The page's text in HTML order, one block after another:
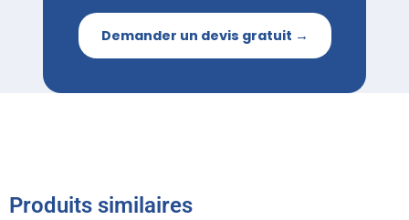
Demander un devis gratuit →
Produits similaires